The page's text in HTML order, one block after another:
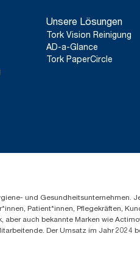
***
lokalen
dass
**
Unsere Lösungen
Tork Vision Reinigung
AD-a-Glance
Tork PaperCircle
und
Patient*innen, Pflegekräften,
aber auch bekannte Marken wie
Der Umsatz im Jahr